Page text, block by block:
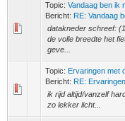
Topic: Vandaag ben ik
Bericht: RE: Vandaag
datakneder schreef:
de volle breedte het
geve...
Topic: Ervaringen met
Bericht: RE:
ik rijd altijd/vanzelf
zo lekker licht...